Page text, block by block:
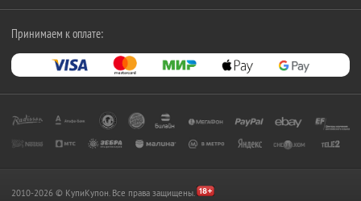
Принимаем к оплате:
2010-2026 © КупиКупон. Все права защищены.